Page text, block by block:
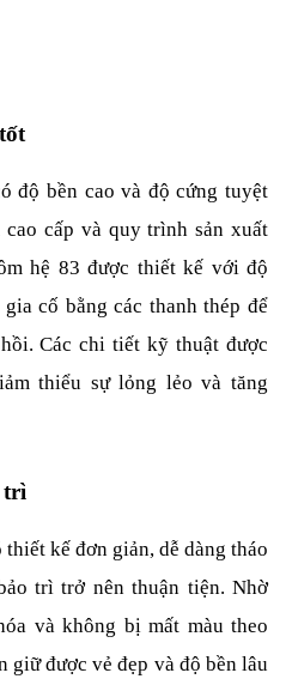
độ bền cao và độ cứng tuyệt
cấp và quy trình sản xuất
hệ 83 được thiết kế với độ
cố bằng các thanh thép để
Các chi tiết kỹ thuật được
thiểu sự lỏng lẻo và tăng
trì
kế đơn giản, dễ dàng tháo
trì trở nên thuận tiện. Nhờ
và không bị mất màu theo
giữ được vẻ đẹp và độ bền lâu